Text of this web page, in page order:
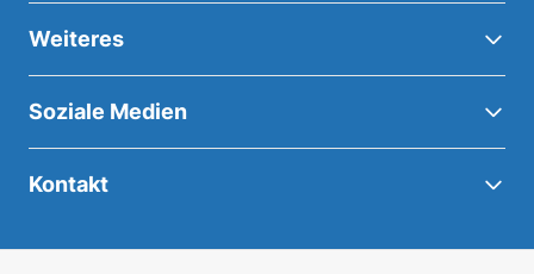
Weiteres
Soziale Medien
Kontakt